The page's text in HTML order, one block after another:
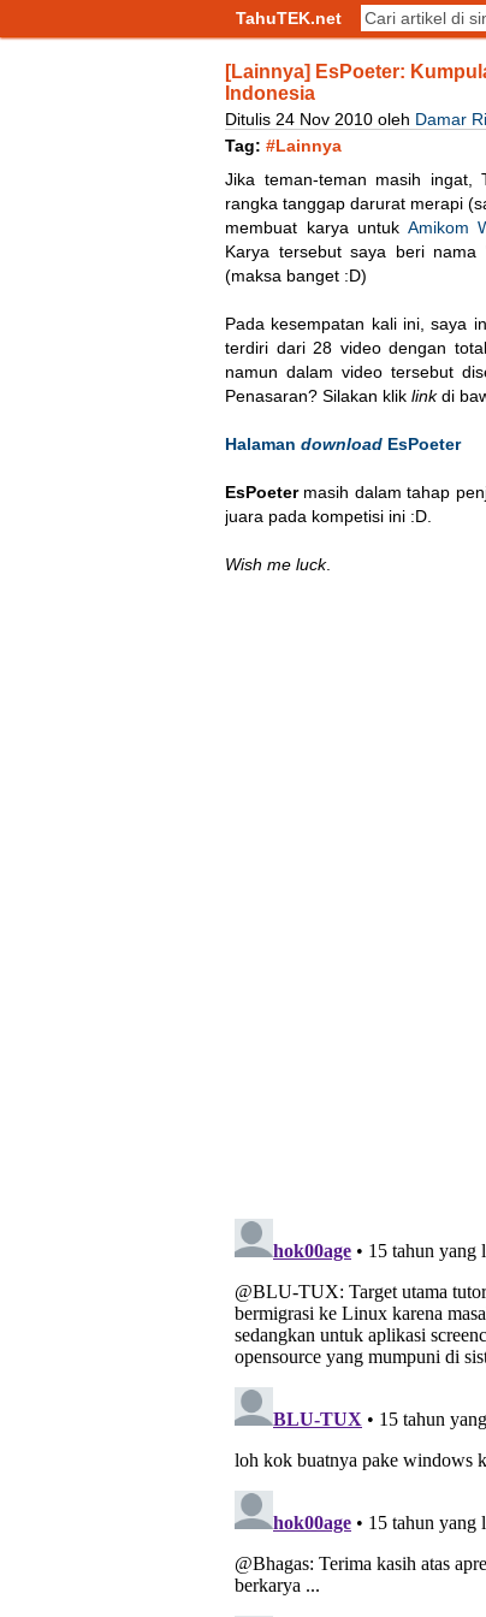
TahuTEK.net
[Lainnya] EsPoeter:
Indonesia
Ditulis 24 Nov 2010 oleh Damar
Tag: #Lainnya
Jika teman-teman masih ingat,
rangka tanggap darurat merapi
membuat karya untuk Amikom
Karya tersebut saya beri nama
(maksa banget :D)
Pada kesempatan kali ini, saya
terdiri dari 28 video dengan
namun dalam video tersebut
Penasaran? Silakan klik linkdi
Halaman download EsPoeter
EsPoetermasih dalam tahap
juara pada kompetisi ini :D.
Wish me luck.